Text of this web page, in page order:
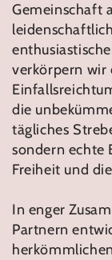
Gemeinschaft
verkörpern wir
die
tägliches
sondern echte
Freiheit und
In enger
Partnern